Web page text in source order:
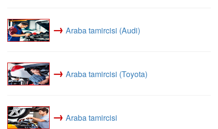
→ Araba tamircisi (Audi)
→ Araba tamircisi (Toyota)
→ Araba tamircisi